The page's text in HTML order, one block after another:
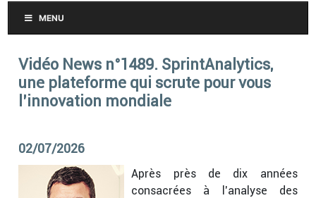
MENU
Vidéo News n°1489. SprintAnalytics,
une plateforme qui scrute pour vous
l’innovation mondiale
02/07/2026
Après près de dix années
consacrées à l’analyse des